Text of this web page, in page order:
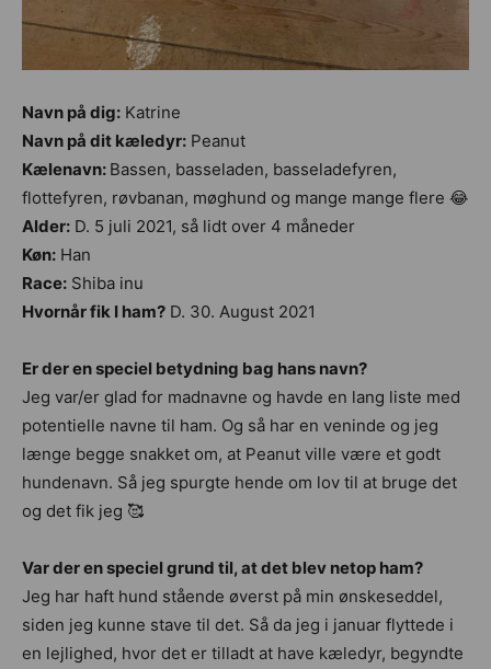
Navn på dig: Katrine
Navn på dit kæledyr: Peanut
Kælenavn: Bassen, basseladen, basseladefyren,
flottefyren, røvbanan, møghund og mange mange flere 😂
Alder: D. 5 juli 2021, så lidt over 4 måneder
Køn: Han
Race: Shiba inu
Hvornår fik I ham? D. 30. August 2021
Er der en speciel betydning bag hans navn?
Jeg var/er glad for madnavne og havde en lang liste med
potentielle navne til ham. Og så har en veninde og jeg
længe begge snakket om, at Peanut ville være et godt
hundenavn. Så jeg spurgte hende om lov til at bruge det
og det fik jeg 🥰
Var der en speciel grund til, at det blev netop ham?
Jeg har haft hund stående øverst på min ønskeseddel,
siden jeg kunne stave til det. Så da jeg i januar flyttede i
en lejlighed, hvor det er tilladt at have kæledyr, begyndte